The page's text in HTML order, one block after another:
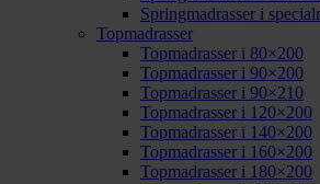
Springmadrasser i
Topmadrasser
Topmadrasser i 80×200
Topmadrasser i 90×200
Topmadrasser i 90×210
Topmadrasser i 120×200
Topmadrasser i 140×200
Topmadrasser i 160×200
Topmadrasser i 180×200